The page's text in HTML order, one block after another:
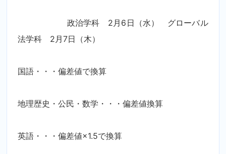
政治学科 2月6日（水） グローバル
法学科 2月7日（木）
国語・・・偏差値で換算
地理歴史・公民・数学・・・偏差値換算
英語・・・偏差値×1.5で換算